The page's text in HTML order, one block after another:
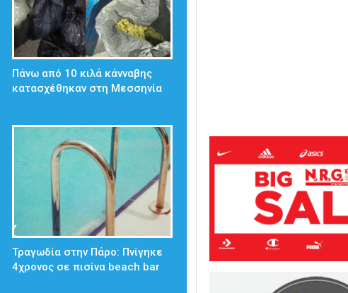
Πάνω από 10 κιλά κάνναβης
κατασχέθηκαν στη Μεσσηνία
Τραγωδία στην Πάρο: Πνίγηκε
4χρονος σε πισίνα beach bar